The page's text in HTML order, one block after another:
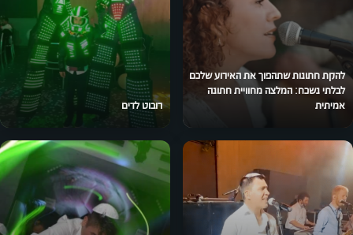
להקת חתונות שתהפוך את האירוע שלכם
לבלתי נשכח: המלצה מחוויית חתונה
אמיתית
רובוט לדים